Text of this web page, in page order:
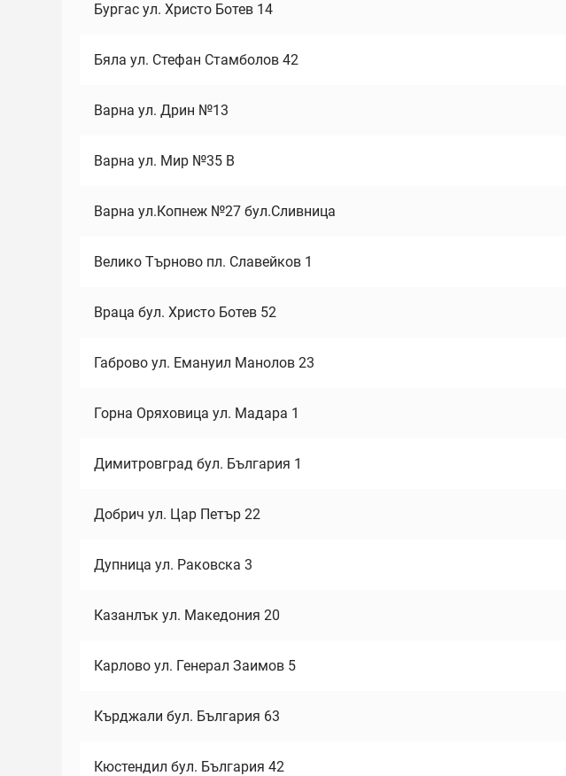
Бургас ул. Христо Ботев 14
Бяла ул. Стефан Стамболов 42
Варна ул. Дрин №13
Варна ул. Мир №35 В
Варна ул.Копнеж №27 бул.Сливница
Велико Търново пл. Славейков 1
Враца бул. Христо Ботев 52
Габрово ул. Емануил Манолов 23
Горна Оряховица ул. Мадара 1
Димитровград бул. България 1
Добрич ул. Цар Петър 22
Дупница ул. Раковска 3
Казанлък ул. Македония 20
Карлово ул. Генерал Заимов 5
Кърджали бул. България 63
Кюстендил бул. България 42